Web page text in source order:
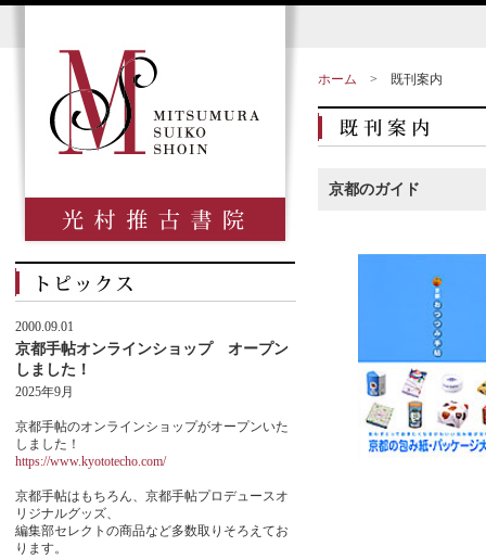
ホーム > 既刊案内
京都のガイド
2000.09.01
京都手帖オンラインショップ オープン
しました！
2025年9月
京都手帖のオンラインショップがオープンいた
しました！
https://www.kyototecho.com/
京都手帖はもちろん、京都手帖プロデュースオ
リジナルグッズ、
編集部セレクトの商品など多数取りそろえてお
ります。